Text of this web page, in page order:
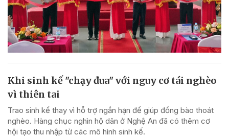
Khi sinh kế "chạy đua" với nguy cơ tái nghèo
vì thiên tai
Trao sinh kế thay vì hỗ trợ ngắn hạn để giúp đồng bào thoát
nghèo. Hàng chục nghìn hộ dân ở Nghệ An đã có thêm cơ
hội tạo thu nhập từ các mô hình sinh kế.